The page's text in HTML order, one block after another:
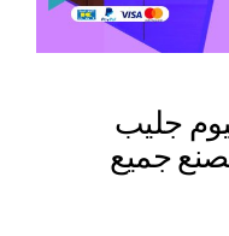
جليب
65857744 / مصنع جميع